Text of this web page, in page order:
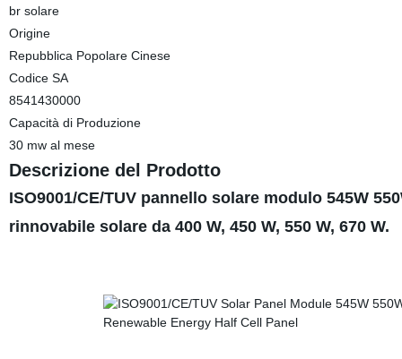
br solare
Origine
Repubblica Popolare Cinese
Codice SA
8541430000
Capacità di Produzione
30 mw al mese
Descrizione del Prodotto
ISO9001/CE/TUV pannello solare modulo 545W
rinnovabile solare da 400 W, 450 W, 550 W, 670 W.